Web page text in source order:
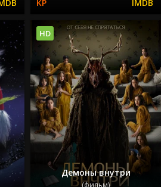
Демоны внутри
(фильм)
HD